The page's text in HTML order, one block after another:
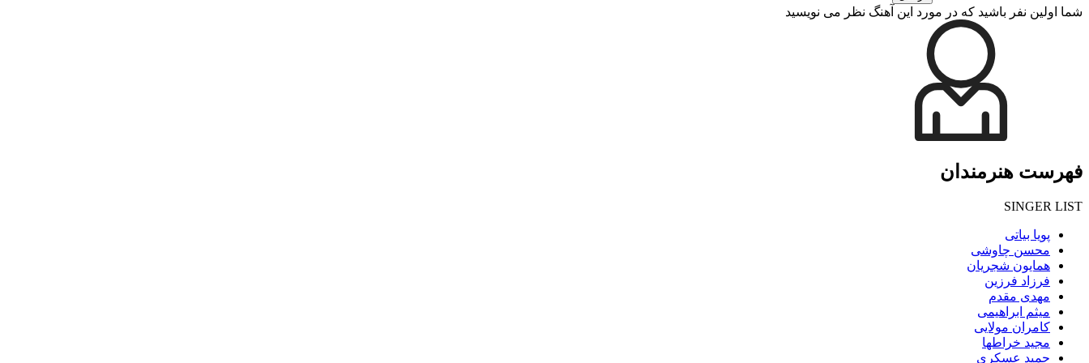
شما اولین نفر باشید که در مورد این آهنگ نظر می نویسید
فهرست هنرمندان
SINGER LIST
پویا بیاتی
محسن چاوشی
همایون شجریان
فرزاد فرزین
مهدی مقدم
میثم ابراهیمی
کامران مولایی
مجید خراطها
حمید عسکری